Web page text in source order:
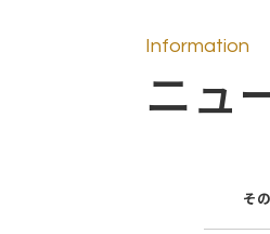
Information
ニュ
そ